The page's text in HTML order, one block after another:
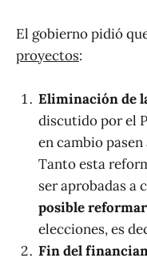
El gobierno pidió
proyectos:
Eliminación de
discutido por el
en cambio
Tanto esta
ser aprobadas a
posible
elecciones, es
Fin del